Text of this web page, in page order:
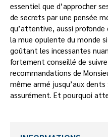
essentiel que d’approcher
de secrets par une pensée
qu’attentive, aussi profonde
la mue opulente du monde
goûtant les incessantes
fortement conseillé de
recommandations de
même armé jusqu’aux
assurément. Et pourquoi